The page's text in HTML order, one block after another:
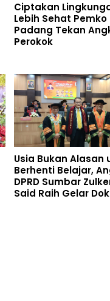
Ciptakan
Lebih Sehat Pemko
Padang Tekan
Perokok
Usia Bukan Alasan
Berhenti Belajar,
DPRD Sumbar
Said Raih Gelar